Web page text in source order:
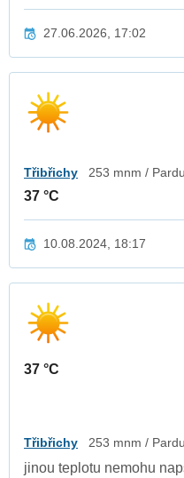
27.06.2026, 17:02
Třibřichy 253 mnm /
37 °C
10.08.2024, 18:17
37 °C
Třibřichy 253 mnm /
jinou teplotu nemohu